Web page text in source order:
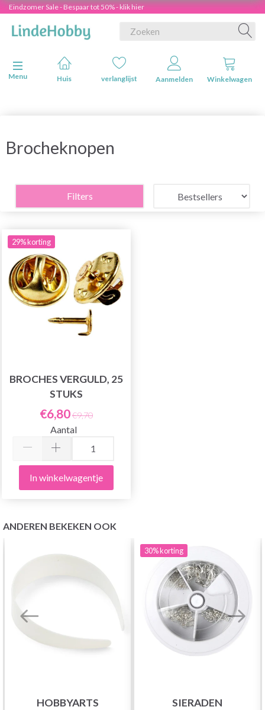
Eindzomer Sale - Bespaar tot 50% - klik hier
Navigatie in-/uitschakelen
Menu
Huis verlanglijst Aanmelden Winkelwagen
Brocheknopen
Filters
29% korting
BROCHES VERGULD, 25
STUKS
€6,80€9,70
Aantal
In winkelwagentje
ANDEREN BEKEKEN OOK
HOBBYARTS
30%korting
SIERADEN